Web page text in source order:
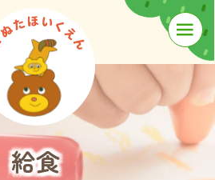
≡
給食